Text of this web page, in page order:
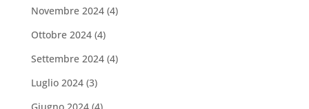
Novembre 2024(4)
Ottobre 2024(4)
Settembre 2024(4)
Luglio 2024(3)